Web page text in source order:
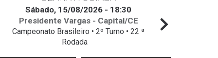
Sábado, 15/08/2026 - 18:30
Presidente Vargas - Capital/CE
Campeonato Brasileiro • 2º Turno • 22 ª
Rodada